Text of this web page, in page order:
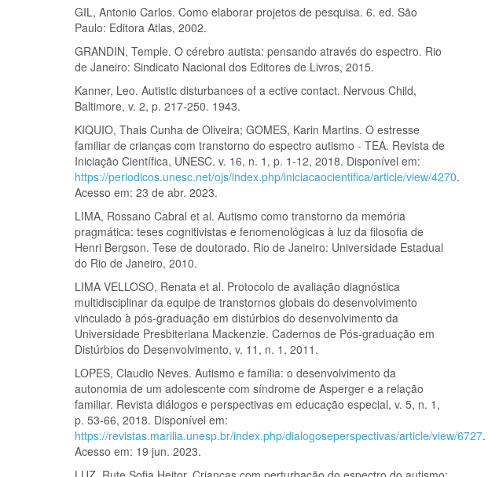
GIL, Antonio Carlos. Como elaborar projetos de pesquisa. 6. ed. São
Paulo: Editora Atlas, 2002.
GRANDIN, Temple. O cérebro autista: pensando através do espectro. Rio
de Janeiro: Sindicato Nacional dos Editores de Livros, 2015.
Kanner, Leo. Autistic disturbances of a ective contact. Nervous Child,
Baltimore, v. 2, p. 217-250. 1943.
KIQUIO, Thais Cunha de Oliveira; GOMES, Karin Martins. O estresse
familiar de crianças com transtorno do espectro autismo - TEA. Revista de
Iniciação Científica, UNESC. v. 16, n. 1, p. 1-12, 2018. Disponível em:
https://periodicos.unesc.net/ojs/index.php/iniciacaocientifica/article/view/4270.
Acesso em: 23 de abr. 2023.
LIMA, Rossano Cabral et al. Autismo como transtorno da memória
pragmática: teses cognitivistas e fenomenológicas à luz da filosofia de
Henri Bergson. Tese de doutorado. Rio de Janeiro: Universidade Estadual
do Rio de Janeiro, 2010.
LIMA VELLOSO, Renata et al. Protocolo de avaliação diagnóstica
multidisciplinar da equipe de transtornos globais do desenvolvimento
vinculado à pós-graduação em distúrbios do desenvolvimento da
Universidade Presbiteriana Mackenzie. Cadernos de Pós-graduação em
Distúrbios do Desenvolvimento, v. 11, n. 1, 2011.
LOPES, Claudio Neves. Autismo e família: o desenvolvimento da
autonomia de um adolescente com síndrome de Asperger e a relação
familiar. Revista diálogos e perspectivas em educação especial, v. 5, n. 1,
p. 53-66, 2018. Disponível em:
https://revistas.marilia.unesp.br/index.php/dialogoseperspectivas/article/view/6727.
Acesso em: 19 jun. 2023.